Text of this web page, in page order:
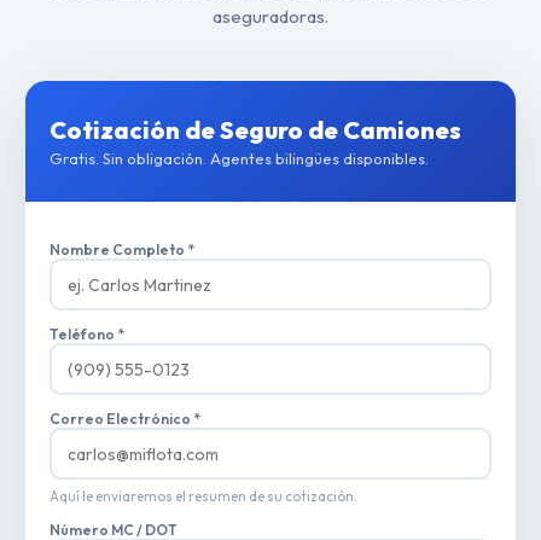
aseguradoras.
Cotización de Seguro de Camiones
Gratis. Sin obligación. Agentes bilingües disponibles.
Nombre Completo *
Teléfono *
Correo Electrónico *
Aquí le enviaremos el resumen de su cotización.
Número MC / DOT